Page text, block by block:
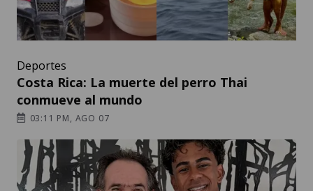
Deportes
Costa Rica: La muerte del perro Thai
conmueve al mundo
03:11 PM, AGO 07